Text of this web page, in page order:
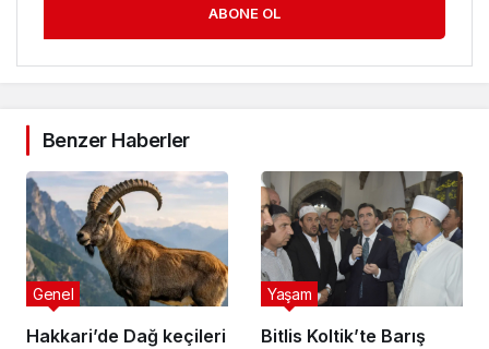
ABONE OL
Benzer Haberler
Hakkari’de Dağ keçileri
Genel
Bitlis Koltik’te Barış
Yaşam